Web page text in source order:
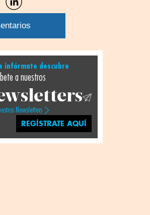
Compartir
por
Linkedin
infórmate descubre
a nuestros
Newsletters
REGÍSTRATE AQUÍ